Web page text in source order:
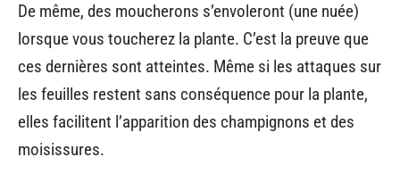
De même, des moucherons s’envoleront (une nuée)
lorsque vous toucherez la plante. C’est la preuve que
ces dernières sont atteintes. Même si les attaques sur
les feuilles restent sans conséquence pour la plante,
elles facilitent l’apparition des champignons et des
moisissures.